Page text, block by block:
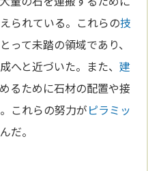
られている。これらの技
って未踏の領域であり、
へと近づいた。また、建
るために石材の配置や接
これらの努力がピラミッ
だ。